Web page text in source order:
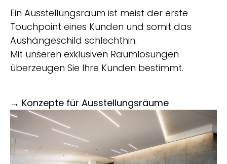
Ein Ausstellungsraum ist meist der erste
Touchpoint eines Kunden und somit das
Aushängeschild schlechthin.
Mit unseren exklusiven Raumlösungen
überzeugen Sie Ihre Kunden bestimmt.
→ Konzepte für Ausstellungsräume